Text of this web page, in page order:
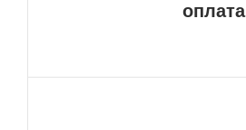
оплата